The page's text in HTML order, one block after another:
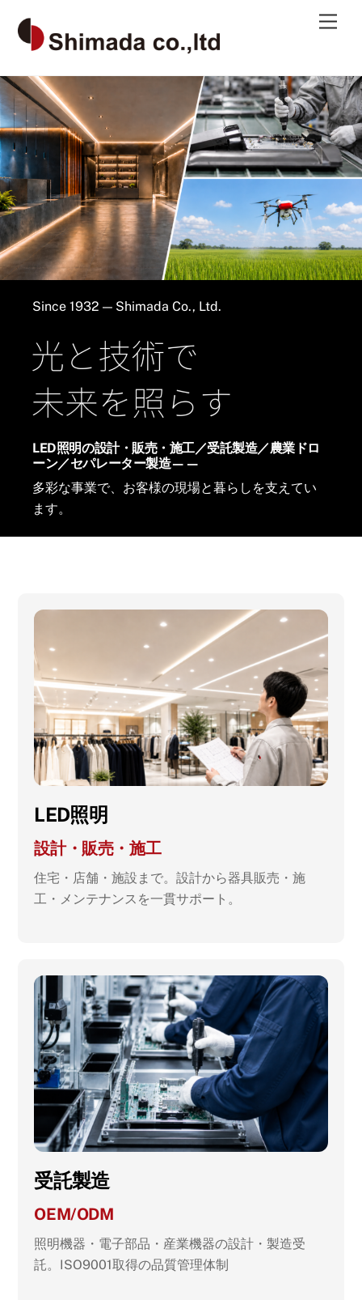
content
Since 1932 — Shimada Co., Ltd.
LED照明の設計・販売・施工／受託製造／農業ドロ
ーン／セパレーター製造——
多彩な事業で、お客様の現場と暮らしを支えてい
ます。
LED照明
設計・販売・施工
住宅・店舗・施設まで。設計から器具販売・施
工・メンテナンスを一貫サポート。
受託製造
OEM/ODM
照明機器・電子部品・産業機器の設計・製造受
託。ISO9001取得の品質管理体制